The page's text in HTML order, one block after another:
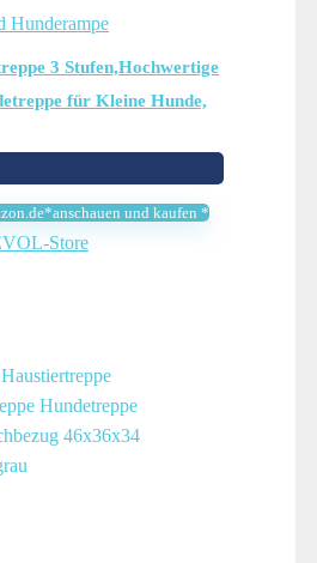
Hunderampe
3 Stufen,Hochwertige
für Kleine Hunde,
für Sofa Bett,Senden 1
und kaufen *
Store